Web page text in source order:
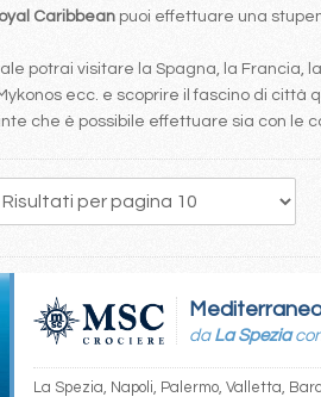
Caribbean puoi effettuare una
potrai visitare la Spagna, la Francia,
ecc. e scoprire il fascino di città
che è possibile effettuare sia con le
170 171 172 173 175
da La Spezia
La Spezia, Napoli, Palermo, Valletta,